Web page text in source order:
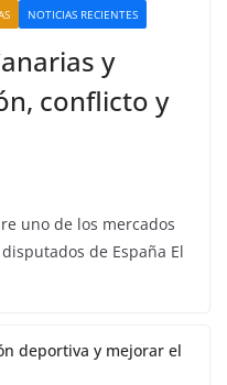
NOTICIAS RECIENTES
y
conflicto y
uno de los mercados
de España El
deportiva y mejorar el